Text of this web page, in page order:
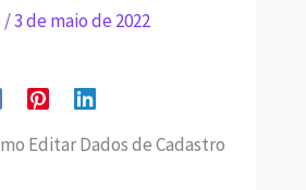
/3 de maio de 2022
Editar Dados de Cadastro